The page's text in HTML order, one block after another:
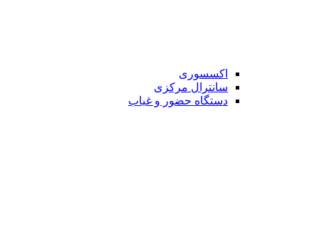
اکسسوری
سانترال مرکزی
دستگاه حضور و غیاب